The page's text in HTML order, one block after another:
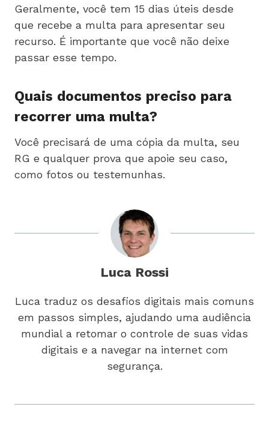
Geralmente, você tem 15 dias úteis desde
que recebe a multa para apresentar seu
recurso. É importante que você não deixe
passar esse tempo.
Quais documentos preciso para
recorrer uma multa?
Você precisará de uma cópia da multa, seu
RG e qualquer prova que apoie seu caso,
como fotos ou testemunhas.
Luca Rossi
Luca traduz os desafios digitais mais comuns
em passos simples, ajudando uma audiência
mundial a retomar o controle de suas vidas
digitais e a navegar na internet com
segurança.